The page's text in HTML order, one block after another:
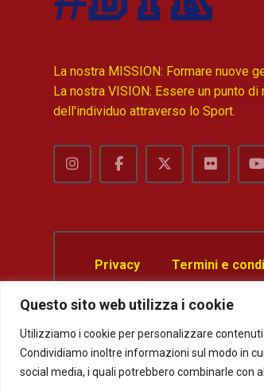
Questo sito web utilizza i cookie
Utilizziamo i cookie per personalizzare
Condividiamo inoltre informazioni sul modo in
social media, i quali potrebbero combinarle con
La nostra MISSION: Formare nuove
La nostra VISION: Essere un punto
dell'individuo attraverso lo Sport.
Privacy Termini e
Modelli Organizzativi e